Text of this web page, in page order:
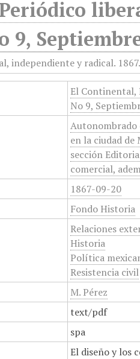
9,
El Continental,
No 9,
Autonombrado
en la ciudad
sección
comercial,
1867-09-20
Fondo Historia
Relaciones
Historia
Política
Resistencia civil
M. Pérez
text/pdf
spa
El diseño y los